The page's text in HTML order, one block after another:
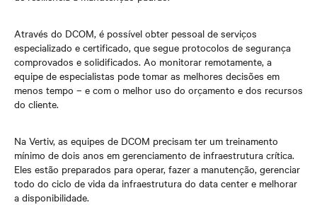
Através do DCOM, é possível obter pessoal de serviços
especializado e certificado, que segue protocolos de segurança
comprovados e solidificados. Ao monitorar remotamente, a
equipe de especialistas pode tomar as melhores decisões em
menos tempo – e com o melhor uso do orçamento e dos recursos
do cliente.
Na Vertiv, as equipes de DCOM precisam ter um treinamento
mínimo de dois anos em gerenciamento de infraestrutura crítica.
Eles estão preparados para operar, fazer a manutenção, gerenciar
todo do ciclo de vida da infraestrutura do data center e melhorar
a disponibilidade.